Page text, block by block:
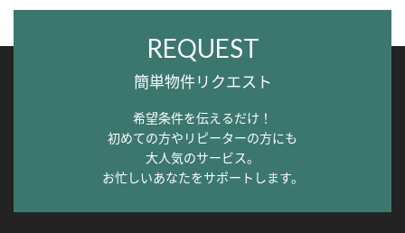
REQUEST
簡単物件リクエスト
希望条件を伝えるだけ！
初めての方やリピーターの方にも
大人気のサービス。
お忙しいあなたをサポートします。